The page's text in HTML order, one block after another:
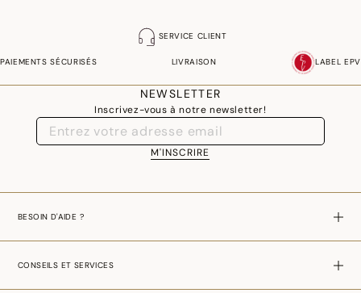
SERVICE CLIENT
PAIEMENTS SÉCURISÉS LIVRAISON LABEL EPV
NEWSLETTER
Inscrivez-vous à notre newsletter!
M'INSCRIRE
BESOIN D'AIDE ?
CONSEILS ET SERVICES